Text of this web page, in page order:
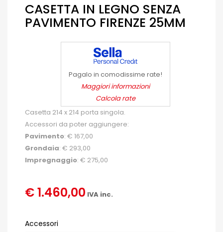
CASETTA IN LEGNO SENZA
PAVIMENTO FIRENZE 25MM
Pagalo in comodissime rate!
Maggiori informazioni
Calcola rate
Casetta 214 x 214 porta singola.
Accessori da poter aggiungere:
Pavimento: € 167,00
Grondaia: € 293,00
Impregnaggio: € 275,00
€ 1.460,00 IVA inc.
Accessori